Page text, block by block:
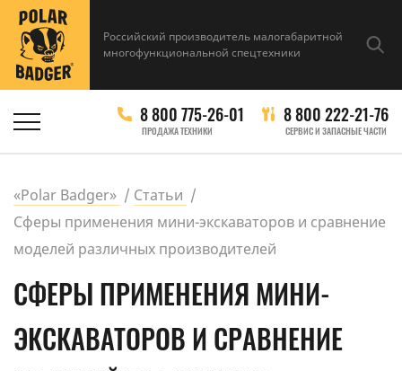
Российский производитель малогабаритной
многофункциональной спецтехники
8 800 775-26-01
ПРОДАЖА ТЕХНИКИ
8 800 222-21-76
СЕРВИС И ЗАПАСНЫЕ ЧАСТИ
«Polar Badger»
Статьи
Сферы применения мини-экскаваторов и сравнение
моделей различных производителей
СФЕРЫ ПРИМЕНЕНИЯ МИНИ-
ЭКСКАВАТОРОВ И СРАВНЕНИЕ